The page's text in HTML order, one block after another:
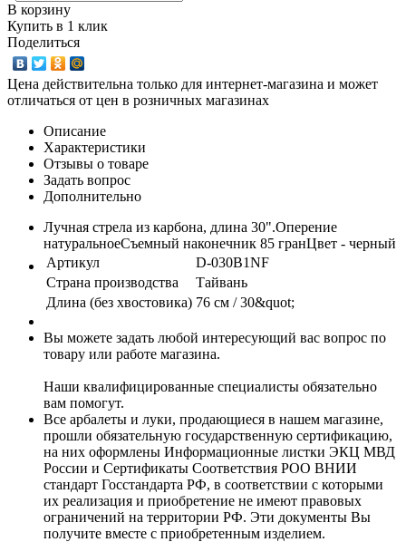
В корзину
Купить в 1 клик
Поделиться
Цена действительна только для интернет-магазина и может
отличаться от цен в розничных магазинах
Описание
Характеристики
Отзывы о товаре
Задать вопрос
Дополнительно
Лучная стрела из карбона, длина 30".Оперение
натуральноеСъемный наконечник 85 гранЦвет - черный
Артикул
D-030B1NF
Страна производства
Тайвань
Длина (без хвостовика) 76 см / 30&quot;
Вы можете задать любой интересующий вас вопрос по
товару или работе магазина.
Наши квалифицированные специалисты обязательно
вам помогут.
Все арбалеты и луки, продающиеся в нашем магазине,
прошли обязательную государственную сертификацию,
на них оформлены Информационные листки ЭКЦ МВД
России и Сертификаты Соответствия РОО ВНИИ
стандарт Госстандарта РФ, в соответствии с которыми
их реализация и приобретение не имеют правовых
ограничений на территории РФ. Эти документы Вы
получите вместе с приобретенным изделием.